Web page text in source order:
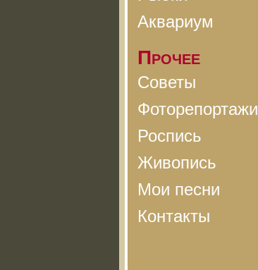
Аквариум
Прочее
Советы
Фоторепортажи
Роспись
Живопись
Мои песни
Контакты